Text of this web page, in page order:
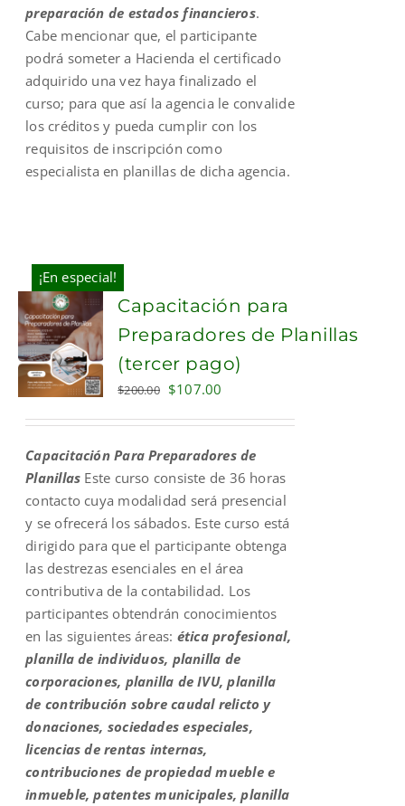
preparación de estados financieros.
Cabe mencionar que, el participante
podrá someter a Hacienda el certificado
adquirido una vez haya finalizado el
curso; para que así la agencia le convalide
los créditos y pueda cumplir con los
requisitos de inscripción como
especialista en planillas de dicha agencia.
¡En especial!
ADD TO
CART
Capacitación para
Preparadores de Planillas
(tercer pago)
$200.00 Original
$200.00.
$107.00
$107.00.
Capacitación Para Preparadores de
Planillas Este curso consiste de 36 horas
contacto cuya modalidad será presencial
y se ofrecerá los sábados. Este curso está
dirigido para que el participante obtenga
las destrezas esenciales en el área
contributiva de la contabilidad. Los
participantes obtendrán conocimientos
en las siguientes áreas: ética profesional,
planilla de individuos, planilla de
corporaciones, planilla de IVU, planilla
de contribución sobre caudal relicto y
donaciones, sociedades especiales,
licencias de rentas internas,
contribuciones de propiedad mueble e
inmueble, patentes municipales, planilla